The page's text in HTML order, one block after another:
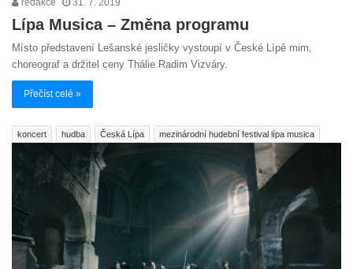
redakce 31. 7. 2019
Lípa Musica – Změna programu
Místo představení Lešanské jesličky vystoupí v České Lípě mim,
choreograf a držitel ceny Thálie Radim Vizváry.
Přečíst celé »
koncert hudba Česká Lípa mezinárodní hudební festival lípa musica